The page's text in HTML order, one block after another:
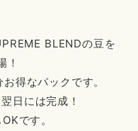
BLENDの豆を
！
得なパックです。
日には完成！
です。